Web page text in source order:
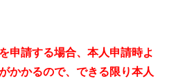
申請する場合、本人申請時よ
かかるので、できる限り本人